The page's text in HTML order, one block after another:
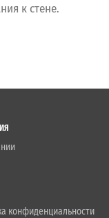
к стене.
конфиденциальности